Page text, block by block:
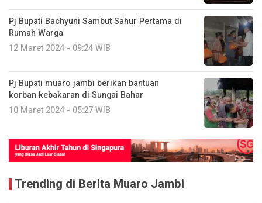
Pj Bupati Bachyuni Sambut Sahur Pertama di
Rumah Warga
12 Maret 2024 - 09:24 WIB
Pj Bupati muaro jambi berikan bantuan
korban kebakaran di Sungai Bahar
10 Maret 2024 - 05:27 WIB
Trending di Berita Muaro Jambi